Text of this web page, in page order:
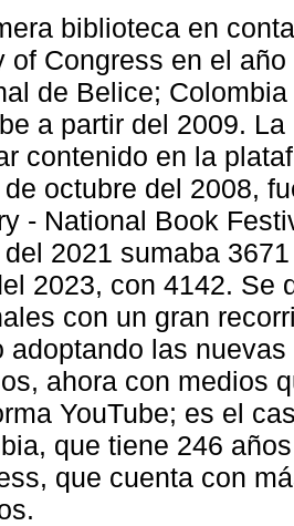
biblioteca en
of Congress en el
de Belice;
a partir del 2009.
contenido en la
octubre del 2008,
- National Book
del 2021 sumaba
2023, con 4142. Se
con un gran
adoptando las
ahora con medios
YouTube; es el
que tiene 246
que cuenta con